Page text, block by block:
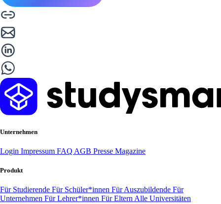
Unternehmen
Login Impressum FAQ AGB Presse Magazine
Produkt
Für Studierende Für Schüler*innen Für Auszubildende Für
Unternehmen Für Lehrer*innen Für Eltern Alle Universitäten